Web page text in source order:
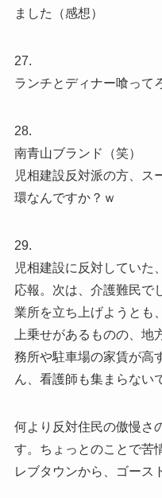
ました（感想）
27.
ランチとディナー喰って
28.
南青山ブランド（笑）
児相建設反対派の方、ス
環なんですか？ｗ
29.
児相建設に反対していた
応報。次は、介護難民で
業所を立ち上げようとも
上乗せがあるものの、
務所や駐車場の家賃が高
ん、看護師も集まらない
何より反対住民の傲慢さ
す。ちょっとのことで苦
レブタウンから、ゴース